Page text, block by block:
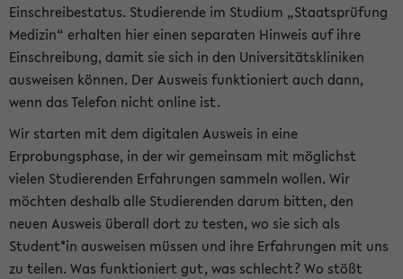
Einschreibestatus. Studierende im Studium „Staatsprüfung
Medizin“ erhalten hier einen separaten Hinweis auf ihre
Einschreibung, damit sie sich in den Universitätskliniken
ausweisen können. Der Ausweis funktioniert auch dann,
wenn das Telefon nicht online ist.
Wir starten mit dem digitalen Ausweis in eine
Erprobungsphase, in der wir gemeinsam mit möglichst
vielen Studierenden Erfahrungen sammeln wollen. Wir
möchten deshalb alle Studierenden darum bitten, den
neuen Ausweis überall dort zu testen, wo sie sich als
Student*in ausweisen müssen und ihre Erfahrungen mit uns
zu teilen. Was funktioniert gut, was schlecht? Wo stößt